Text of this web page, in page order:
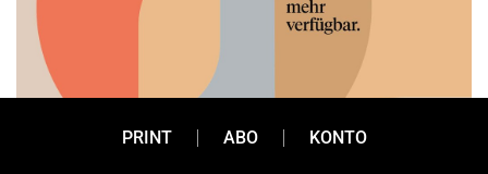
PRINT ABO KONTO